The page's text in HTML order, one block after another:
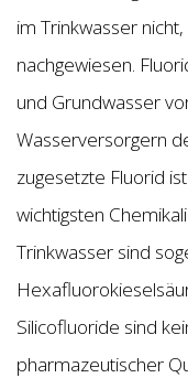
im Trinkwasser
nachgewiesen.
und Grundwasser
Wasserversorgern
zugesetzte Fluorid
wichtigsten
Trinkwasser sind
Silicofluoride sind
pharmazeutischer